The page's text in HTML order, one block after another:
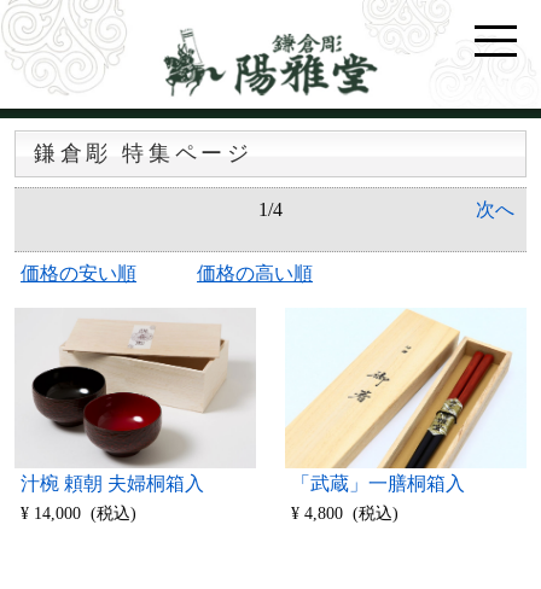
鎌倉彫 特集ページ
次へ
1/4
価格の安い順 価格の高い順
汁椀 頼朝 夫婦桐箱入
¥ 14,000 (税込)
「武蔵」一膳桐箱入
¥ 4,800 (税込)